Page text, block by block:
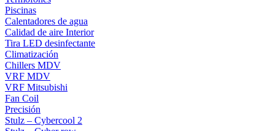
Piscinas
Calentadores de agua
Calidad de aire Interior
Tira LED desinfectante
Climatización
Chillers MDV
VRF MDV
VRF Mitsubishi
Fan Coil
Precisión
Stulz – Cybercool 2